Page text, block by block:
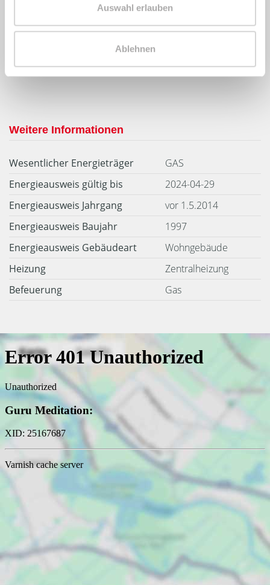
Auswahl erlauben
Ablehnen
97,50 kWh / (m²*a)
Energieverbrauchskennwert
Weitere Informationen
Wesentlicher Energieträger
GAS
Energieausweis gültig bis
2024-04-29
Energieausweis Jahrgang
vor 1.5.2014
Energieausweis Baujahr
1997
Energieausweis Gebäudeart
Wohngebäude
Heizung
Zentralheizung
Befeuerung
Gas